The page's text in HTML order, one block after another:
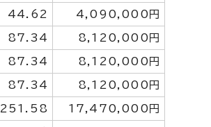
44.62 4,090,000円
87.34 8,120,000円
87.34 8,120,000円
87.34 8,120,000円
251.58 17,470,000円